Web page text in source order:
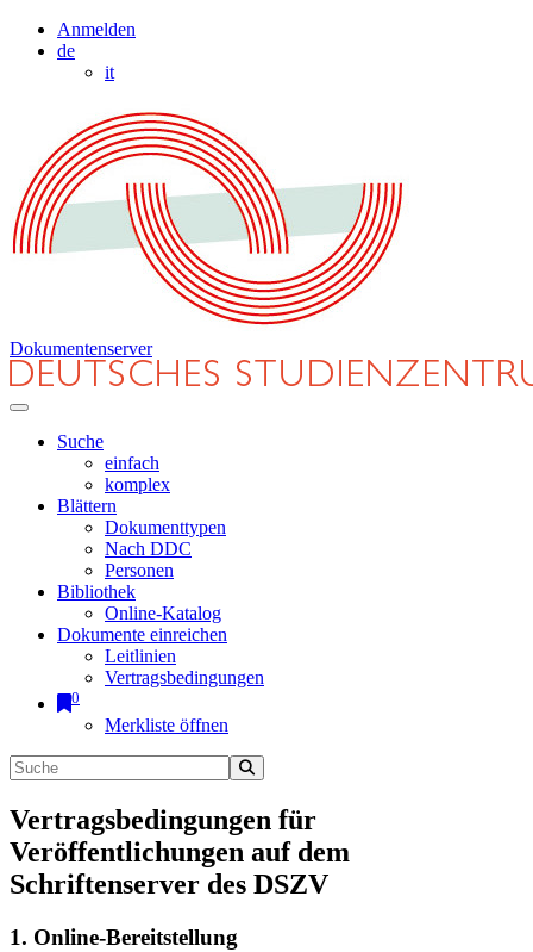
Anmelden
de
it
Dokumentenserver
Suche
einfach
komplex
Blättern
Dokumenttypen
Nach DDC
Personen
Bibliothek
Online-Katalog
Dokumente einreichen
Leitlinien
Vertragsbedingungen
0
Merkliste öffnen
Vertragsbedingungen für
Veröffentlichungen auf dem
Schriftenserver des DSZV
1. Online-Bereitstellung